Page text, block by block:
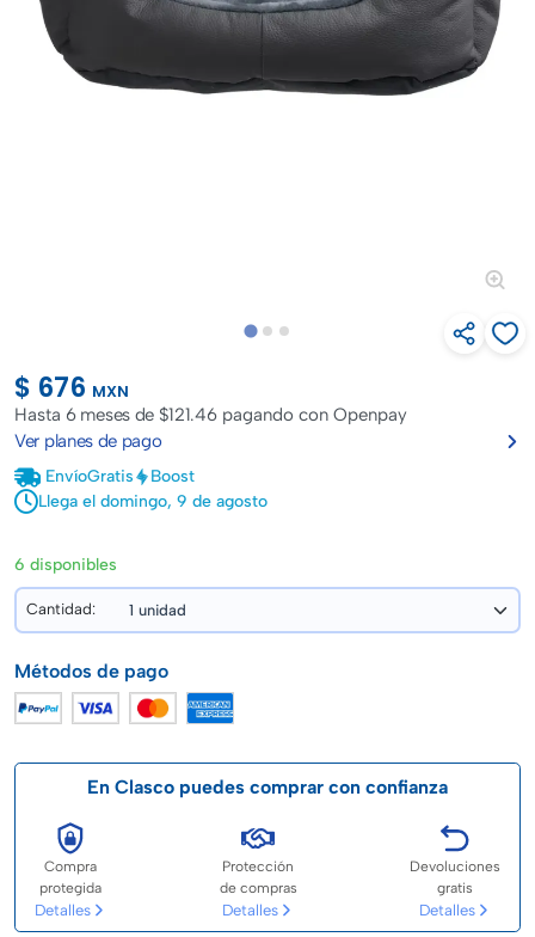
$ 676 MXN
Hasta 6 meses de $121.46pagando con Openpay
Ver planes de pago
EnvíoGratis
Boost
Llega el domingo, 9 de agosto
6 disponibles
Cantidad:
Métodos de pago
En Clasco puedes comprar con confianza
Compra
protegida
Detalles
Protección
de compras
Detalles
Devoluciones
gratis
Detalles